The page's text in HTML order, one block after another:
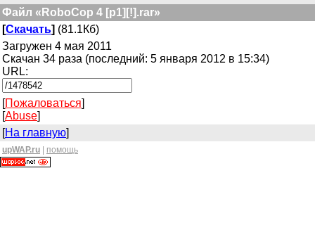
Файл «RoboCop 4 [p1][!].rar»
[Скачать] (81.1Кб)
Загружен 4 мая 2011
Скачан 34 раза (последний: 5 января 2012 в 15:34)
URL:
[Пожаловаться]
[Abuse]
[На главную]
upWAP.ru помощь